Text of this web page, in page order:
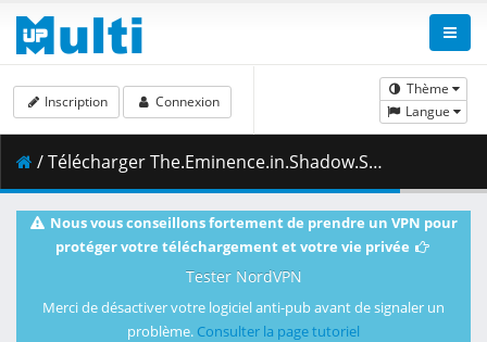
Thème
Langue
Inscription Connexion
/ Télécharger The.Eminence.in.Shadow.S02E02.1080p.NF.WEB-DL.DDP2.0.H.264-VARYG.mkv.002 ( 463.47 MB )
Nous vous conseillons fortement de prendre un VPN pour
protéger votre téléchargement et votre vie privée
Tester NordVPN
Merci de désactiver votre logiciel anti-pub avant de signaler un
problème. Consulter la page tutoriel